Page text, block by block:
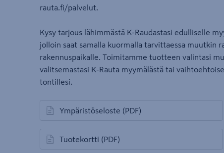
rauta.fi/palvelut.
Kysy tarjous lähimmästä K-Raudastasi edulliselle
jolloin saat samalla kuormalla tarvittaessa muutkin
rakennuspaikalle. Toimitamme tuotteen valintasi
valitsemastasi K-Rauta myymälästä tai
tontillesi.
Ympäristöseloste (PDF)
avautuu uuteen välilehteen
Tuotekortti (PDF)
avautuu uuteen välilehteen